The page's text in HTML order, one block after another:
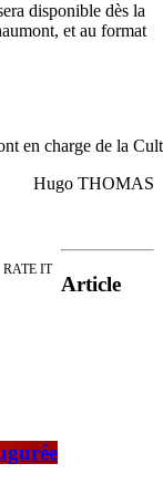
disponible dès la
et au format
en charge de la
Hugo THOMAS
RATE IT
Article